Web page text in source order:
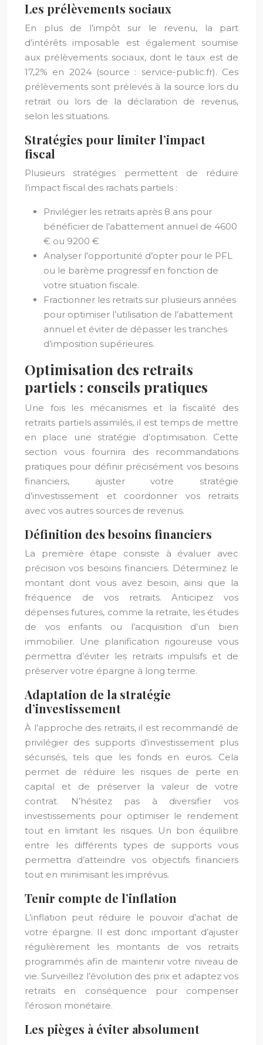
Les prélèvements sociaux
En plus de l’impôt sur le revenu, la part
d’intérêts imposable est également soumise
aux prélèvements sociaux, dont le taux est de
17,2% en 2024 (source : service-public.fr). Ces
prélèvements sont prélevés à la source lors du
retrait ou lors de la déclaration de revenus,
selon les situations.
Stratégies pour limiter l’impact
fiscal
Plusieurs stratégies permettent de réduire
l’impact fiscal des rachats partiels :
Privilégier les retraits après 8 ans pour
bénéficier de l’abattement annuel de 4600
€ ou 9200 €
Analyser l’opportunité d’opter pour le PFL
ou le barème progressif en fonction de
votre situation fiscale.
Fractionner les retraits sur plusieurs années
pour optimiser l’utilisation de l’abattement
annuel et éviter de dépasser les tranches
d’imposition supérieures.
Optimisation des retraits
partiels : conseils pratiques
Une fois les mécanismes et la fiscalité des
retraits partiels assimilés, il est temps de mettre
en place une stratégie d’optimisation. Cette
section vous fournira des recommandations
pratiques pour définir précisément vos besoins
financiers, ajuster votre stratégie
d’investissement et coordonner vos retraits
avec vos autres sources de revenus.
Définition des besoins financiers
La première étape consiste à évaluer avec
précision vos besoins financiers. Déterminez le
montant dont vous avez besoin, ainsi que la
fréquence de vos retraits. Anticipez vos
dépenses futures, comme la retraite, les études
de vos enfants ou l’acquisition d’un bien
immobilier. Une planification rigoureuse vous
permettra d’éviter les retraits impulsifs et de
préserver votre épargne à long terme.
Adaptation de la stratégie
d’investissement
À l’approche des retraits, il est recommandé de
privilégier des supports d’investissement plus
sécurisés, tels que les fonds en euros. Cela
permet de réduire les risques de perte en
capital et de préserver la valeur de votre
contrat. N’hésitez pas à diversifier vos
investissements pour optimiser le rendement
tout en limitant les risques. Un bon équilibre
entre les différents types de supports vous
permettra d’atteindre vos objectifs financiers
tout en minimisant les imprévus.
Tenir compte de l’inflation
L’inflation peut réduire le pouvoir d’achat de
votre épargne. Il est donc important d’ajuster
régulièrement les montants de vos retraits
programmés afin de maintenir votre niveau de
vie. Surveillez l’évolution des prix et adaptez vos
retraits en conséquence pour compenser
l’érosion monétaire.
Les pièges à éviter absolument